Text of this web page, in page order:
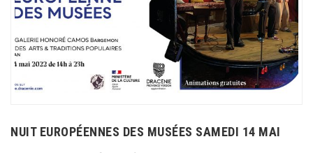
NUIT EUROPÉENNES DES MUSÉES SAMEDI 14 MAI